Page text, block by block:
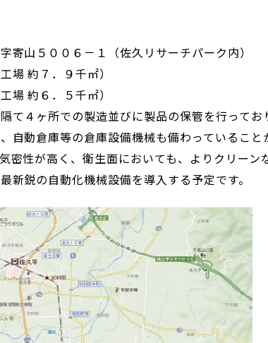
寄山５００６－１（佐久リサーチパーク内）
場 約７．９千㎡）
場 約６．５千㎡）
て４ヶ所での製造並びに製品の保管を行って
自動倉庫等の倉庫設備機械も備わっているこ
密性が高く、衛生面においても、よりクリーン
新鋭の自動化機械設備を導入する予定です。